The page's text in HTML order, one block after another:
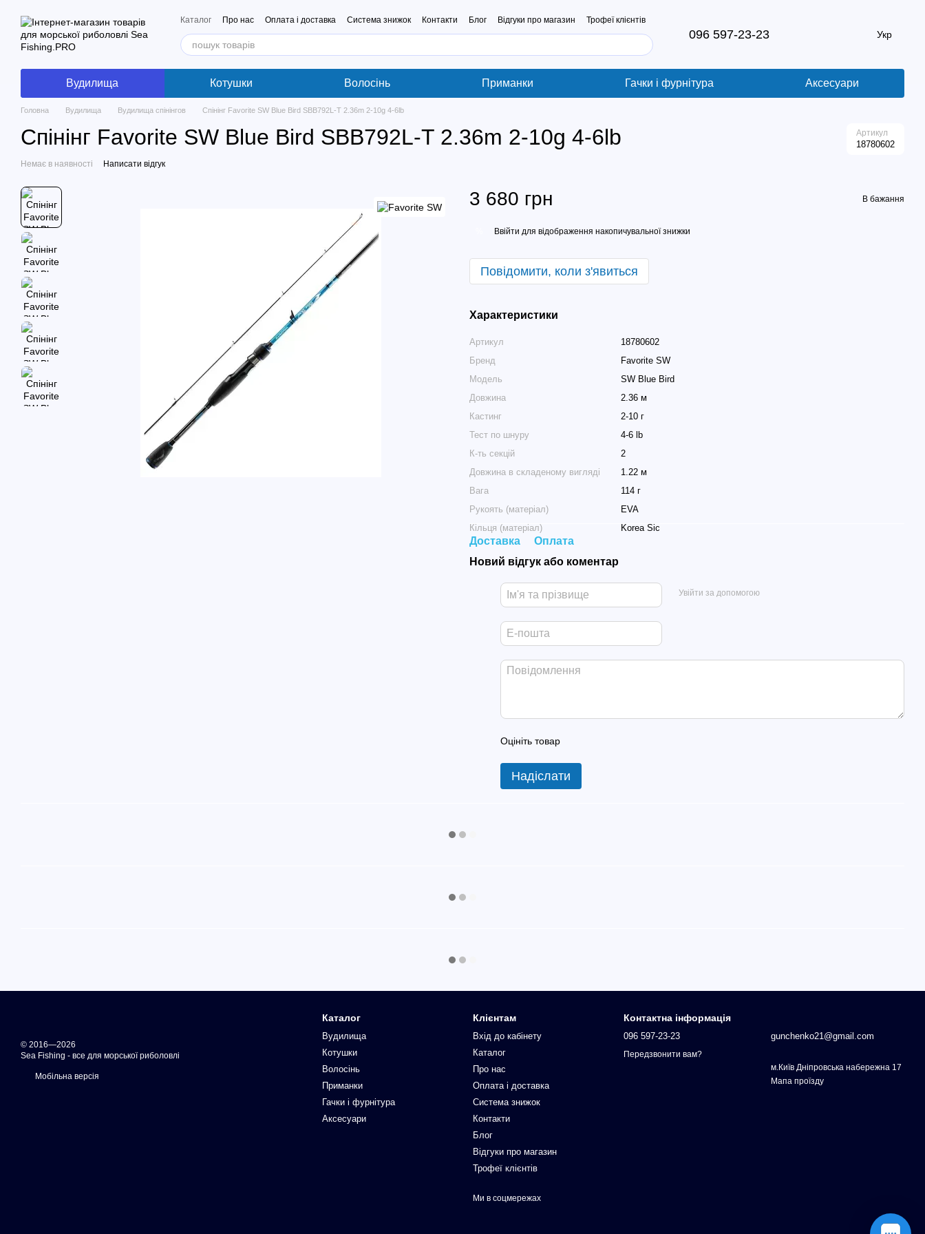
Каталог Про нас Оплата і доставка Система знижок Контакти Блог Відгуки про магазин Трофеї клієнтів
096 597-23-23 Укр
Вудилища Котушки Волосінь Приманки Гачки і фурнітура Аксесуари
Головна Вудилища Вудилища спінінгов Спінінг Favorite SW Blue Bird SBB792L-T 2.36m 2-10g 4-6lb
Спінінг Favorite SW Blue Bird SBB792L-T 2.36m 2-10g 4-6lb Артикул
18780602
Немає в наявності Написати відгук
3 680 грн В бажання
Ввійти для відображення накопичувальної знижки
Повідомити, коли з'явиться
Характеристики
Артикул
18780602
Бренд
Favorite SW
Модель
SW Blue Bird
Довжина
2.36 м
Кастинг
2-10 г
Тест по шнуру
4-6 lb
К-ть секцій
2
Довжина в складеному вигляді
1.22 м
Вага
114 г
Рукоять (матеріал)
EVA
Кільця (матеріал)
Korea Sic
Доставка
Оплата
Новий відгук або коментар
Увійти за допомогою
Оцініть товар
Надіслати
© 2016—2026
Sea Fishing - все для морської риболовлі
Мобільна версія
Каталог
Вудилища
Котушки
Волосінь
Приманки
Гачки і фурнітура
Аксесуари
Клієнтам
Вхід до кабінету
Каталог
Про нас
Оплата і доставка
Система знижок
Контакти
Блог
Відгуки про магазин
Трофеї клієнтів
Ми в соцмережах
Контактна інформація
096 597-23-23
Передзвонити вам?
gunchenko21@gmail.com
м.Київ Дніпровська набережна 17
Мапа проїзду